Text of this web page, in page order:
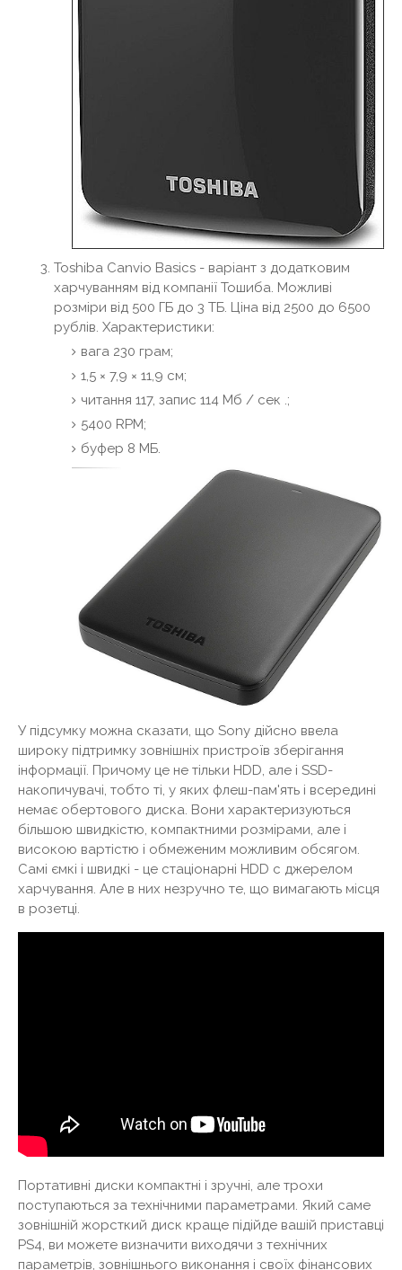
Toshiba Canvio Basics - варіант з додатковим
харчуванням від компанії Тошиба. Можливі
розміри від 500 ГБ до 3 ТБ. Ціна від 2500 до 6500
рублів. Характеристики:
вага 230 грам;
1,5 × 7,9 × 11,9 см;
читання 117, запис 114 Мб / сек .;
5400 RPM;
буфер 8 МБ.
У підсумку можна сказати, що Sony дійсно ввела
широку підтримку зовнішніх пристроїв зберігання
інформації. Причому це не тільки HDD, але і SSD-
накопичувачі, тобто ті, у яких флеш-пам'ять і всередині
немає обертового диска. Вони характеризуються
більшою швидкістю, компактними розмірами, але і
високою вартістю і обмеженим можливим обсягом.
Самі ємкі і швидкі - це стаціонарні HDD c джерелом
харчування. Але в них незручно те, що вимагають місця
в розетці.
Портативні диски компактні і зручні, але трохи
поступаються за технічними параметрами. Який саме
зовнішній жорсткий диск краще підійде вашій приставці
PS4, ви можете визначити виходячи з технічних
параметрів, зовнішнього виконання і своїх фінансових